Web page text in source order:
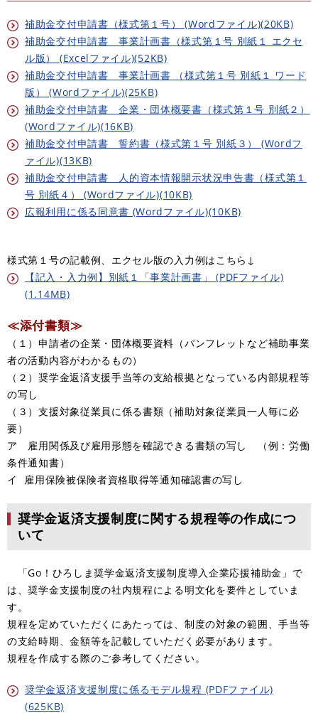
補助金交付申請書（様式第１号） (Wordファイル)(20KB)
補助金交付申請書 事業計画書（様式第１号 別紙１ エクセ
ル版） (Excelファイル)(52KB)
補助金交付申請書 事業計画書 （様式第１号 別紙１ ワード
版） (Wordファイル)(25KB)
補助金交付申請書 企業・団体概要書（様式第１号 別紙２）
(Wordファイル)(16KB)
補助金交付申請書 誓約書（様式第１号 別紙３） (Wordフ
ァイル)(13KB)
補助金交付申請書 人的資本情報開示状況申告書（様式第１
号 別紙４） (Wordファイル)(10KB)
広報利用に係る同意書 (Wordファイル)(10KB)
様式第１号の記載例、エクセル版の入力例はこちら↓
​【記入・入力例】別紙１「事業計画書」 (PDFファイル)
(1.14MB)
≪添付書類≫
（１）申請者の企業・団体概要資料（パンフレットなど補助事業
者の活動内容がわかるもの）
（２）奨学金返済支援手当等の支給根拠となっている内部規程等
の写し
（３）支援対象従業員に係る書類（補助対象従業員一人毎に必
要）
ア 雇用関係及び雇用形態を確認できる書類の写し （例：労働
条件通知書）
イ 雇用保険被保険者資格取得等通知確認書の写し
奨学金返済支援制度に関する規程等の作成につ
いて
「Go！ひろしま奨学金返済支援制度導入企業応援補助金」で
は、奨学金支援制度の社内規程による明文化を要件としていま
す。
規程を定めていただくにあたっては、制度の対象の範囲、手当等
の支給時期、金額等を記載していただく必要があります。
規程を作成する際のご参考してください。
奨学金返済支援制度に係るモデル規程 (PDFファイル)
(625KB)